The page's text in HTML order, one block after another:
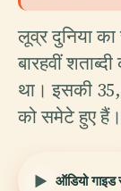
लूव्र दुनिया
बारहवीं
था। इसकी
को समेटे हुए हैं।
ऑडियो